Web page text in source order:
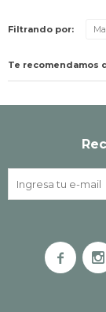
Filtrando por:
Te recomendamos
 